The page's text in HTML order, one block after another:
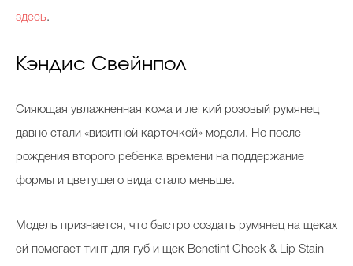
здесь.
Кэндис Свейнпол
Сияющая увлажненная кожа и легкий розовый румянец
давно стали «визитной карточкой» модели. Но после
рождения второго ребенка времени на поддержание
формы и цветущего вида стало меньше.
Модель признается, что быстро создать румянец на щеках
ей помогает тинт для губ и щек Benetint Cheek & Lip Stain